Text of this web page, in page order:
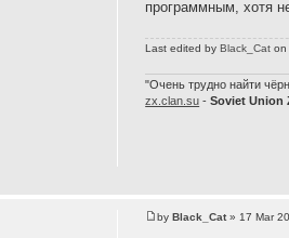
программным, хотя
Last edited byBlack_Cat on
"Очень трудно найти
zx.clan.su -Soviet Union
byBlack_Cat» 17 Mar